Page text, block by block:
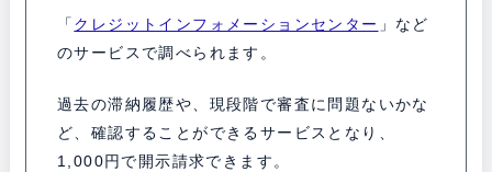
「 クレジットインフォメーションセンター 」など
のサービスで調べられます。
過去の滞納履歴や、現段階で審査に問題ないかな
ど、確認することができるサービスとなり、
1,000円で開示請求できます。